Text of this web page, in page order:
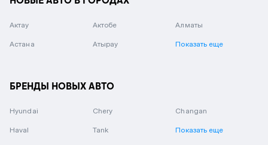
Актау Актобе Алматы
Астана Атырау Показать еще
БРЕНДЫ НОВЫХ АВТО
Hyundai Chery Changan
Haval Tank Показать еще